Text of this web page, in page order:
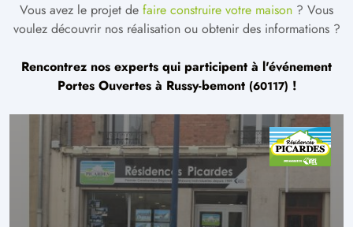
Vous avez le projet de faire construire votre maison ? Vous
voulez découvrir nos réalisation ou obtenir des informations ?
Rencontrez nos experts qui participent à l'événement
Portes Ouvertes à Russy-bemont (60117) !